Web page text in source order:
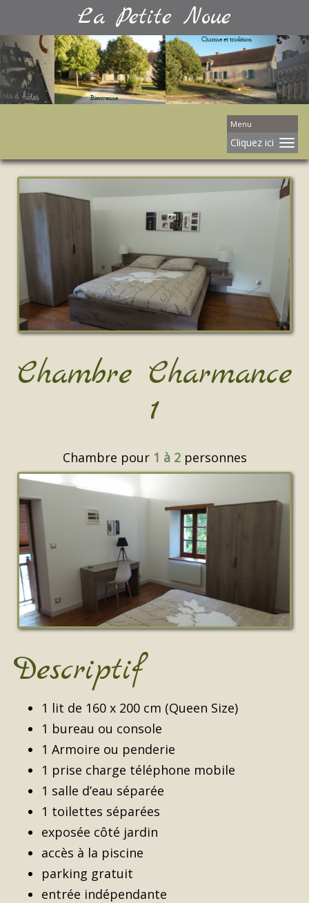
La Petite Noue
Menu
Cliquez ici
Chambre Charmance
1
Chambre pour 1 à 2personnes
Descriptif
1 lit de 160 x 200 cm (Queen Size)
1 bureau ou console
1 Armoire ou penderie
1 prise charge téléphone mobile
1 salle d’eau séparée
1 toilettes séparées
­exposée côté jardin
accès à la piscine
parking gratuit
entrée indépendante